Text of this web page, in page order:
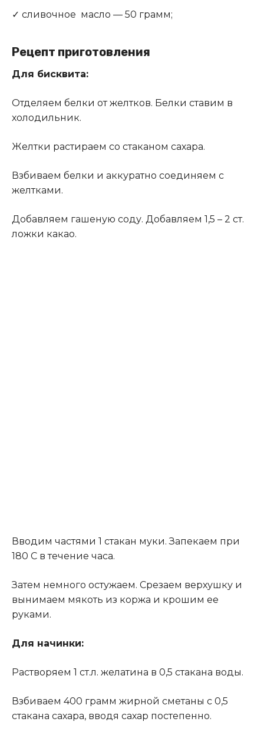
✓ сливочное масло — 50 грамм;
Рецепт приготовления
Для бисквита:
Отделяем белки от желтков. Белки ставим в
холодильник.
Желтки растираем со стаканом сахара.
Взбиваем белки и аккуратно соединяем с
желтками.
Добавляем гашеную соду. Добавляем 1,5 – 2 ст.
ложки какао.
Вводим частями 1 стакан муки. Запекаем при
180 С в течение часа.
Затем немного остужаем. Срезаем верхушку и
вынимаем мякоть из коржа и крошим ее
руками.
Для начинки:
Растворяем 1 ст.л. желатина в 0,5 стакана воды.
Взбиваем 400 грамм жирной сметаны с 0,5
стакана сахара, вводя сахар постепенно.